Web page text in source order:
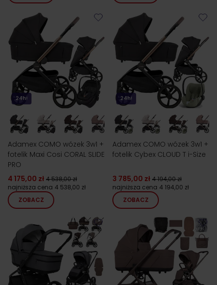
24h!
Adamex COMO wózek 3w1 +
fotelik Maxi Cosi CORAL SLIDE
PRO
4 175,00 zł 4 538,00 zł
najniższa cena 4 538,00 zł
ZOBACZ
24h!
Adamex COMO wózek 3w1 +
fotelik Cybex CLOUD T i-Size
3 785,00 zł 4 194,00 zł
najniższa cena 4 194,00 zł
ZOBACZ